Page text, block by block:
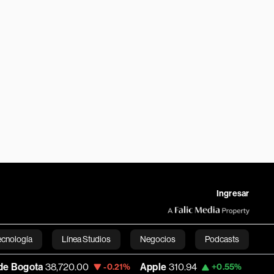
Ingresar
Línea Studios Negocios Podcasts
English-0.21% Apple 310.94 +0.55% USD COP 3,175.95